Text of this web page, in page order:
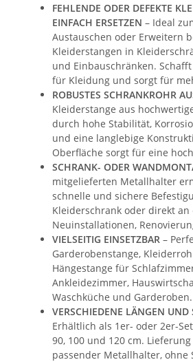
FEHLENDE ODER DEFEKTE
EINFACH ERSETZEN – Ideal
Austauschen oder Erweitern
Kleiderstangen in
und Einbauschränken.
für Kleidung und sorgt für
ROBUSTES SCHRANKROHR
Kleiderstange aus
durch hohe Stabilität,
und eine langlebige
Oberfläche sorgt für eine
SCHRANK- ODER
mitgelieferten Metallhalter
schnelle und sichere
Kleiderschrank oder direkt
Neuinstallationen,
VIELSEITIG EINSETZBAR –
Garderobenstange,
Hängestange für
Ankleidezimmer,
Waschküche und Garderoben.
VERSCHIEDENE LÄNGEN UND
Erhältlich als 1er- oder 2er-
90, 100 und 120 cm.
passender Metallhalter, ohne